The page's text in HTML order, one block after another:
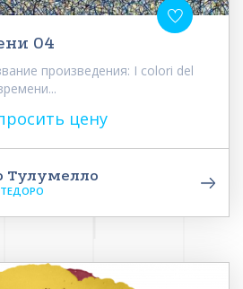
04
произведения: I colori del
цену
Тулумелло